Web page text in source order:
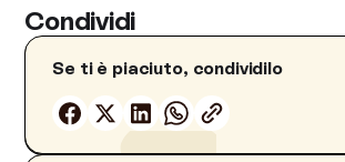
Condividi
Se ti è piaciuto, condividilo